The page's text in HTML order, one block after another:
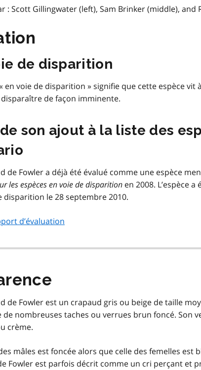
: Scott Gillingwater (left), Sam Brinker (middle), and
de disparition
en voie de disparition » signifie que cette espèce vit
de façon imminente.
son ajout à la liste des
de Fowler a déjà été évalué comme une espèce
les espèces en voie de disparition en 2008. L’espèce
disparition le 28 septembre 2010.
d’évaluation
de Fowler est un crapaud gris ou beige de taille
de nombreuses taches ou verrues brun foncé. Son
crème.
mâles est foncée alors que celle des femelles est
Fowler est parfois décrit comme un cri perçant et